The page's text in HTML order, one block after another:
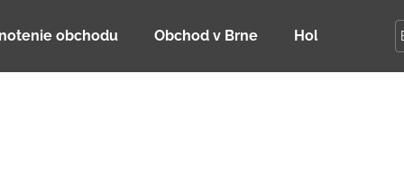
obchodu Obchod v Brne Holky